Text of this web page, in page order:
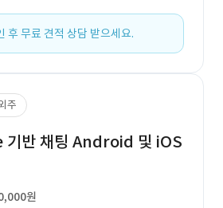
후 무료 견적 상담 받으세요.
주
반 채팅 Android 및 iOS
원